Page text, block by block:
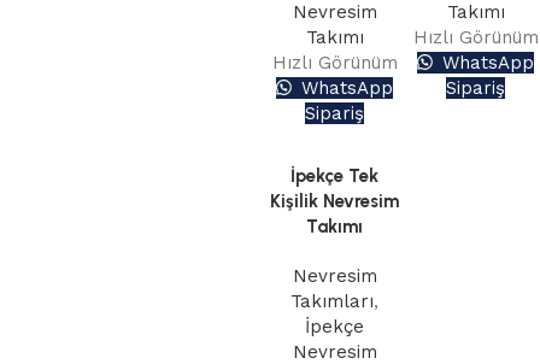
Nevresim
Takımı
Hızlı Görünüm
WhatsApp
Sipariş
Takımı
Hızlı Görünüm
WhatsApp
Sipariş
İpekçe Tek
Kişilik Nevresim
Takımı
Nevresim
Takımları,
İpekçe
Nevresim